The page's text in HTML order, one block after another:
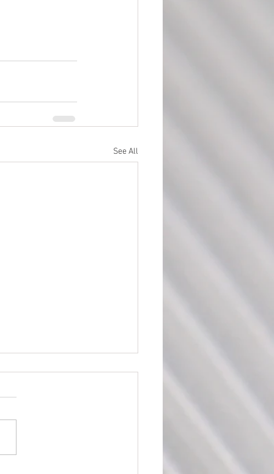
See All